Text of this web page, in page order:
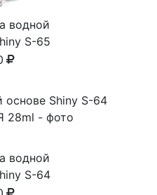
водной
S-65
28ml
водной
S-64
28ml